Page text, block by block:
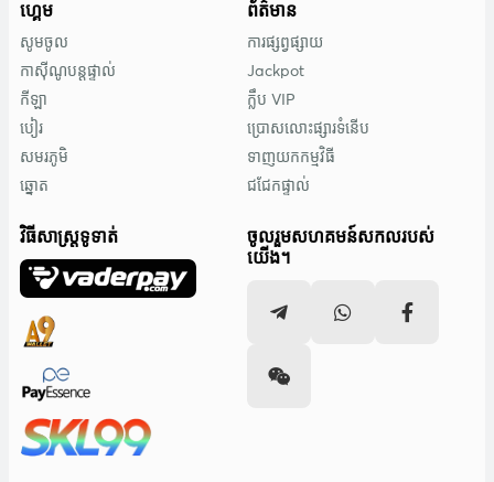
ហ្គេម
សូមចូល
កាស៊ីណូបន្តផ្ទាល់
កីឡា
បៀរ
សមរភូមិ
ឆ្នោត
ព័ត៌មាន
ការផ្សព្វផ្សាយ
Jackpot
ក្លឹប VIP
ប្រោសលោះផ្សារទំនើប
ទាញយកកម្មវិធី
ជជែកផ្ទាល់
វិធីសាស្រ្តទូទាត់
ចូលរួមសហគមន៍សកលរបស់
យើង។